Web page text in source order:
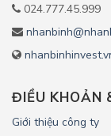
024.777.45.999
ĐIỀU KHOẢN
Giới thiệu công ty